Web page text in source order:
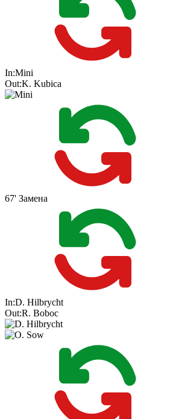
In:Mini
Out:K. Kubica
67' Замена
In:D. Hilbrycht
Out:R. Boboc